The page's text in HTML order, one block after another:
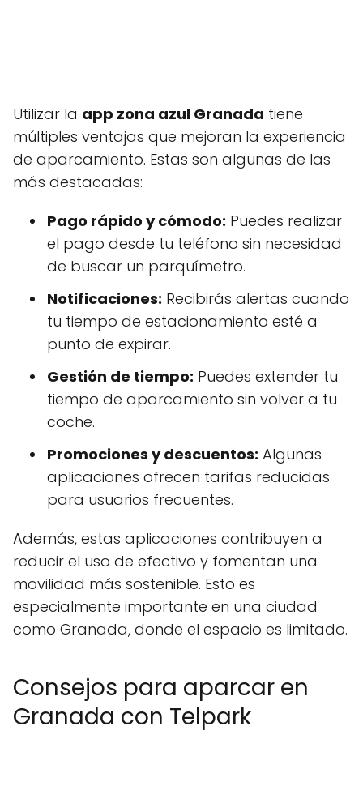
Utilizar la app zona azul Granada tiene
múltiples ventajas que mejoran la experiencia
de aparcamiento. Estas son algunas de las
más destacadas:
Pago rápido y cómodo: Puedes realizar
el pago desde tu teléfono sin necesidad
de buscar un parquímetro.
Notificaciones: Recibirás alertas cuando
tu tiempo de estacionamiento esté a
punto de expirar.
Gestión de tiempo: Puedes extender tu
tiempo de aparcamiento sin volver a tu
coche.
Promociones y descuentos: Algunas
aplicaciones ofrecen tarifas reducidas
para usuarios frecuentes.
Además, estas aplicaciones contribuyen a
reducir el uso de efectivo y fomentan una
movilidad más sostenible. Esto es
especialmente importante en una ciudad
como Granada, donde el espacio es limitado.
Consejos para aparcar en
Granada con Telpark